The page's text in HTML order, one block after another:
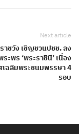
Next article
าชวัง เชิญชวนปชช. ลง
ะพร ‘พระราชินี’ เนื่อง
เฉลิมพระชนมพรรษา 4
รอบ